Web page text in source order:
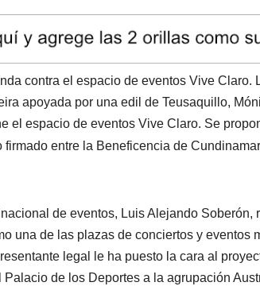
e
a
d
s
contra el espacio de eventos Vive Claro.
apoyada por una edil de Teusaquillo,
el espacio de eventos Vive Claro. Se
firmado entre la Beneficencia de
de eventos, Luis Alejando Soberón,
una de las plazas de conciertos y eventos
legal le ha puesto la cara al
de los Deportes a la agrupación